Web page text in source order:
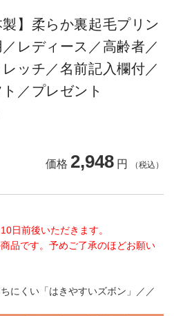
製】柔らか裏起毛プリン
レディース／高齢者／
ッチ／名前記入欄付／
ト／プレゼント
価格 2,948 円 （税込）
日前後いただきます。
品です。予めご了承のほどお願い
にくい「はきやすいズボン」／／